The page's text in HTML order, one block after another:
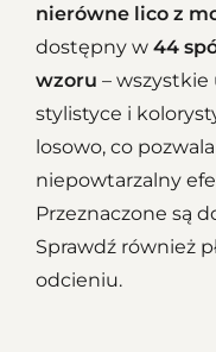
nierówne lico z
dostępny w 44
wzoru –
stylistyce i
losowo, co
niepowtarzalny
Przeznaczone są
Sprawdź również
odcieniu.